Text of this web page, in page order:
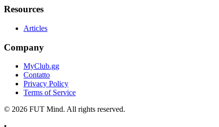
Resources
Articles
Company
MyClub.gg
Contatto
Privacy Policy
Terms of Service
© 2026 FUT Mind. All rights reserved.